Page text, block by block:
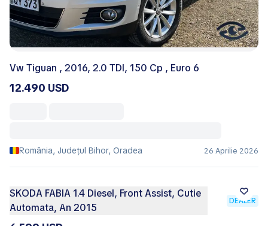
Vw Tiguan , 2016, 2.0 TDI, 150 Cp , Euro 6
12.490 USD
România, Județul Bihor, Oradea 26 Aprilie 2026
SKODA FABIA 1.4 Diesel, Front Assist, Cutie
Automata, An 2015
DEALER